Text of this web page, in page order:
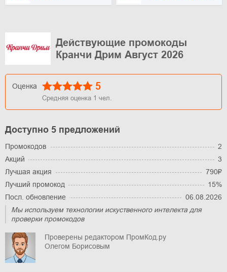
Действующие промокоды
Кранчи Дрим Август 2026
Оценка 5
Средняя оценка 1 чел.
Доступно 5 предложений
Промокодов
2
Акций
3
Лучшая акция
790₽
Лучший промокод
15%
Посл. обновление
06.08.2026
Мы используем технологии искуственного интелекта для
проверки промокодов
Проверены редактором ПромКод.ру
Олегом Борисовым